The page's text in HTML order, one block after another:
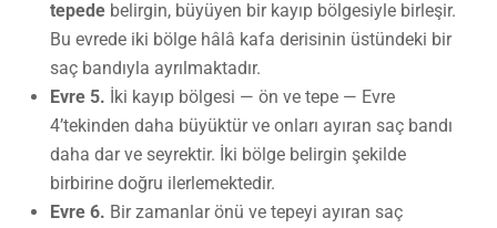
tepede belirgin, büyüyen bir kayıp bölgesiyle birleşir.
Bu evrede iki bölge hâlâ kafa derisinin üstündeki bir
saç bandıyla ayrılmaktadır.
Evre 5. İki kayıp bölgesi — ön ve tepe — Evre
4’tekinden daha büyüktür ve onları ayıran saç bandı
daha dar ve seyrektir. İki bölge belirgin şekilde
birbirine doğru ilerlemektedir.
Evre 6. Bir zamanlar önü ve tepeyi ayıran saç